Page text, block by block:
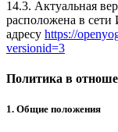
14.3. Актуальная
расположена в сети
адресу https://
versionid=3
Политика в
1. Общие положения